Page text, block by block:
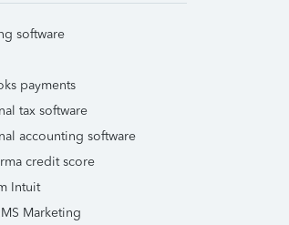
software
payments
tax software
accounting software
credit score
Intuit
Marketing